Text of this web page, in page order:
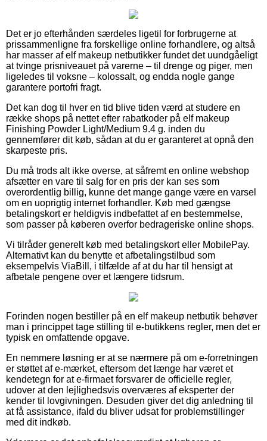
Det er jo efterhånden særdeles ligetil for forbrugerne at
prissammenligne fra forskellige online forhandlere, og altså
har masser af elf makeup netbutikker fundet det uundgåeligt
at tvinge prisniveauet på varerne – til drenge og piger, men
ligeledes til voksne – kolossalt, og endda nogle gange
garantere portofri fragt.
Det kan dog til hver en tid blive tiden værd at studere en
række shops på nettet efter rabatkoder på elf makeup
Finishing Powder Light/Medium 9.4 g. inden du
gennemfører dit køb, sådan at du er garanteret at opnå den
skarpeste pris.
Du må trods alt ikke overse, at såfremt en online webshop
afsætter en vare til salg for en pris der kan ses som
overordentlig billig, kunne det mange gange være en varsel
om en uoprigtig internet forhandler. Køb med gængse
betalingskort er heldigvis indbefattet af en bestemmelse,
som passer på køberen overfor bedrageriske online shops.
Vi tilråder generelt køb med betalingskort eller MobilePay.
Alternativt kan du benytte et afbetalingstilbud som
eksempelvis ViaBill, i tilfælde af at du har til hensigt at
afbetale pengene over et længere tidsrum.
Forinden nogen bestiller på en elf makeup netbutik behøver
man i princippet tage stilling til e-butikkens regler, men det er
typisk en omfattende opgave.
En nemmere løsning er at se nærmere på om e-forretningen
er støttet af e-mærket, eftersom det længe har været et
kendetegn for at e-firmaet forsvarer de officielle regler,
udover at den lejlighedsvis overværes af eksperter der
kender til lovgivningen. Desuden giver det dig anledning til
at få assistance, ifald du bliver udsat for problemstillinger
med dit indkøb.